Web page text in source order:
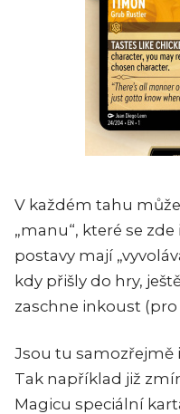
V každém tahu
„manu“, které se
postavy mají
kdy přišly do hry,
zaschne inkoust
Jsou tu samozřejmě
Tak například již
Magicu speciální